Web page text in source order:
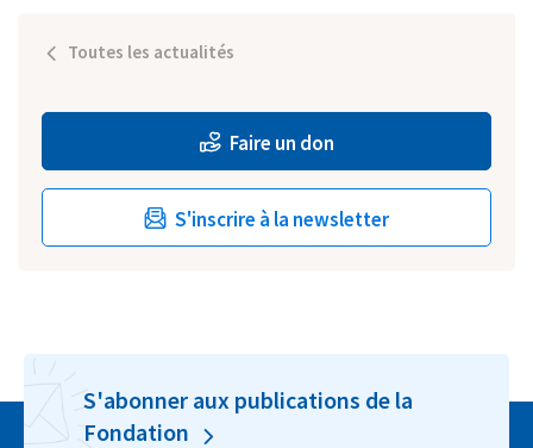
Toutes les actualités
Faire un don
S'inscrire à la newsletter
S'abonner aux publications de la
Fondation